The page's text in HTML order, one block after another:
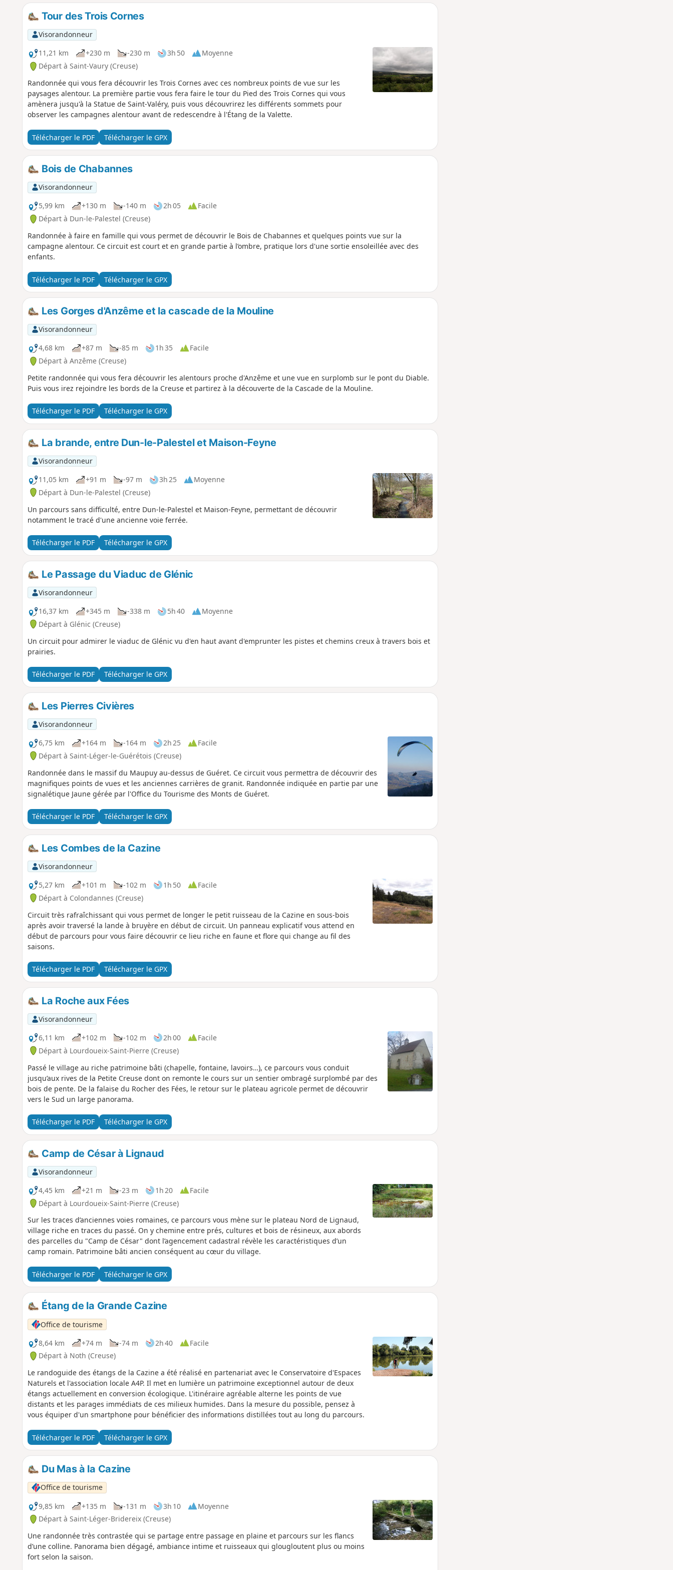
Tour des Trois Cornes
Visorandonneur
11,21 km
+230 m -230 m 3h 50
Moyenne
Départ à Saint-Vaury (Creuse)
Randonnée qui vous fera découvrir les Trois Cornes avec ces nombreux points de vue sur les
paysages alentour. La première partie vous fera faire le tour du Pied des Trois Cornes qui vous
amènera jusqu'à la Statue de Saint-Valéry, puis vous découvrirez les différents sommets pour
observer les campagnes alentour avant de redescendre à l'Étang de la Valette.
Télécharger le PDF Télécharger le GPX
Bois de Chabannes
Visorandonneur
5,99 km
+130 m -140 m 2h 05
Facile
Départ à Dun-le-Palestel (Creuse)
Randonnée à faire en famille qui vous permet de découvrir le Bois de Chabannes et quelques points vue sur la
campagne alentour. Ce circuit est court et en grande partie à l’ombre, pratique lors d'une sortie ensoleillée avec des
enfants.
Télécharger le PDF Télécharger le GPX
Les Gorges d'Anzême et la cascade de la Mouline
Visorandonneur
4,68 km
+87 m -85 m 1h 35
Facile
Départ à Anzême (Creuse)
Petite randonnée qui vous fera découvrir les alentours proche d'Anzême et une vue en surplomb sur le pont du Diable.
Puis vous irez rejoindre les bords de la Creuse et partirez à la découverte de la Cascade de la Mouline.
Télécharger le PDF Télécharger le GPX
La brande, entre Dun-le-Palestel et Maison-Feyne
Visorandonneur
11,05 km
+91 m -97 m 3h 25
Moyenne
Départ à Dun-le-Palestel (Creuse)
Un parcours sans difficulté, entre Dun-le-Palestel et Maison-Feyne, permettant de découvrir
notamment le tracé d'une ancienne voie ferrée.
Télécharger le PDF Télécharger le GPX
Le Passage du Viaduc de Glénic
Visorandonneur
16,37 km
+345 m -338 m 5h 40
Moyenne
Départ à Glénic (Creuse)
Un circuit pour admirer le viaduc de Glénic vu d'en haut avant d'emprunter les pistes et chemins creux à travers bois et
prairies.
Télécharger le PDF Télécharger le GPX
Les Pierres Civières
Visorandonneur
6,75 km
+164 m -164 m 2h 25
Facile
Départ à Saint-Léger-le-Guérétois (Creuse)
Randonnée dans le massif du Maupuy au-dessus de Guéret. Ce circuit vous permettra de découvrir des
magnifiques points de vues et les anciennes carrières de granit. Randonnée indiquée en partie par une
signalétique Jaune gérée par l'Office du Tourisme des Monts de Guéret.
Télécharger le PDF Télécharger le GPX
Les Combes de la Cazine
Visorandonneur
5,27 km
+101 m -102 m 1h 50
Facile
Départ à Colondannes (Creuse)
Circuit très rafraîchissant qui vous permet de longer le petit ruisseau de la Cazine en sous-bois
après avoir traversé la lande à bruyère en début de circuit. Un panneau explicatif vous attend en
début de parcours pour vous faire découvrir ce lieu riche en faune et flore qui change au fil des
saisons.
Télécharger le PDF Télécharger le GPX
La Roche aux Fées
Visorandonneur
6,11 km
+102 m -102 m 2h 00
Facile
Départ à Lourdoueix-Saint-Pierre (Creuse)
Passé le village au riche patrimoine bâti (chapelle, fontaine, lavoirs…), ce parcours vous conduit
jusqu’aux rives de la Petite Creuse dont on remonte le cours sur un sentier ombragé surplombé par des
bois de pente. De la falaise du Rocher des Fées, le retour sur le plateau agricole permet de découvrir
vers le Sud un large panorama.
Télécharger le PDF Télécharger le GPX
Camp de César à Lignaud
Visorandonneur
4,45 km
+21 m -23 m 1h 20
Facile
Départ à Lourdoueix-Saint-Pierre (Creuse)
Sur les traces d’anciennes voies romaines, ce parcours vous mène sur le plateau Nord de Lignaud,
village riche en traces du passé. On y chemine entre prés, cultures et bois de résineux, aux abords
des parcelles du "Camp de César" dont l’agencement cadastral révèle les caractéristiques d’un
camp romain. Patrimoine bâti ancien conséquent au cœur du village.
Télécharger le PDF Télécharger le GPX
Étang de la Grande Cazine
Office de tourisme
8,64 km
+74 m -74 m 2h 40
Facile
Départ à Noth (Creuse)
Le randoguide des étangs de la Cazine a été réalisé en partenariat avec le Conservatoire d'Espaces
Naturels et l'association locale A4P. Il met en lumière un patrimoine exceptionnel autour de deux
étangs actuellement en conversion écologique. L'itinéraire agréable alterne les points de vue
distants et les parages immédiats de ces milieux humides. Dans la mesure du possible, pensez à
vous équiper d'un smartphone pour bénéficier des informations distillées tout au long du parcours.
Télécharger le PDF Télécharger le GPX
Du Mas à la Cazine
Office de tourisme
9,85 km
+135 m -131 m 3h 10
Moyenne
Départ à Saint-Léger-Bridereix (Creuse)
Une randonnée très contrastée qui se partage entre passage en plaine et parcours sur les flancs
d’une colline. Panorama bien dégagé, ambiance intime et ruisseaux qui glougloutent plus ou moins
fort selon la saison.